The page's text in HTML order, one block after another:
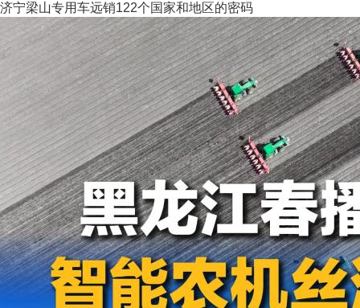
济宁梁山专用车远销122个国家和地区的密码